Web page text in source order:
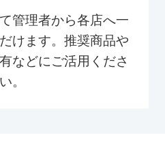
管理者から各店へ一
けます。推奨商品や
などにご活用くださ
い。